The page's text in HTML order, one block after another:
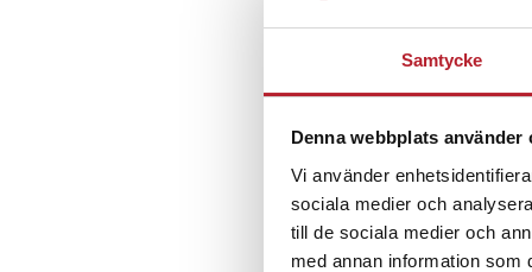
Samtycke
Denna webbplats använder
Vi använder
sociala medier och
till de sociala medier och
med annan information som
Översatt från
VD Viktorija D
Dragkedjor
Översatt från